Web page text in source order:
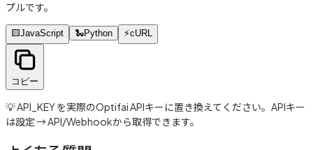
プルです。
🟨JavaScript 🐍Python ⚡cURL
コピー
💡 API_KEY を実際のOptifai APIキーに置き換えてください。APIキー
は設定 → API/Webhookから取得できます。